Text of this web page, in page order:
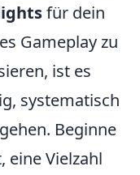
für dein
Gameplay zu
ist es
systematisch
Beginne
eine Vielzahl